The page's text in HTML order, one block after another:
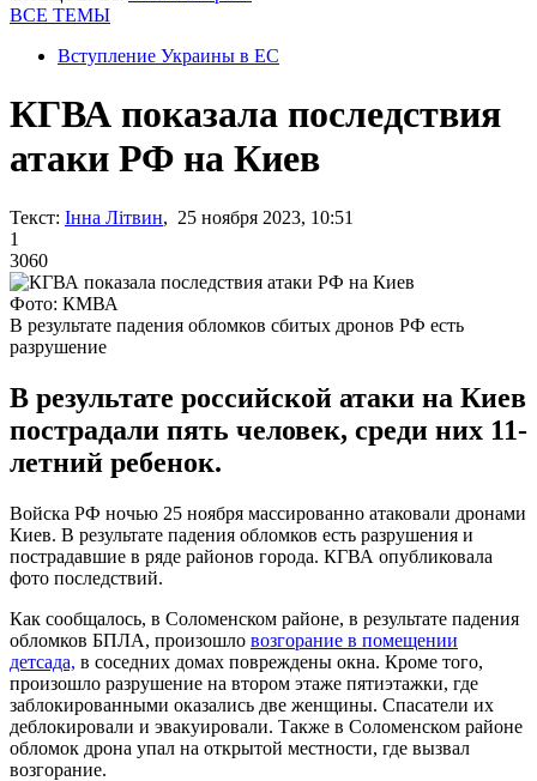
ВСЕ ТЕМЫ
Вступление Украины в ЕС
КГВА показала последствия
атаки РФ на Киев
Текст: Інна Літвин, 25 ноября 2023, 10:51
1
3060
Фото: КМВА
В результате падения обломков сбитых дронов РФ есть
разрушение
В результате российской атаки на Киев
пострадали пять человек, среди них 11-
летний ребенок.
Войска РФ ночью 25 ноября массированно атаковали дронами
Киев. В результате падения обломков есть разрушения и
пострадавшие в ряде районов города. КГВА опубликовала
фото последствий.
Как сообщалось, в Соломенском районе, в результате падения
обломков БПЛА, произошло возгорание в помещении
детсада, в соседних домах повреждены окна. Кроме того,
произошло разрушение на втором этаже пятиэтажки, где
заблокированными оказались две женщины. Спасатели их
деблокировали и эвакуировали. Также в Соломенском районе
обломок дрона упал на открытой местности, где вызвал
возгорание.